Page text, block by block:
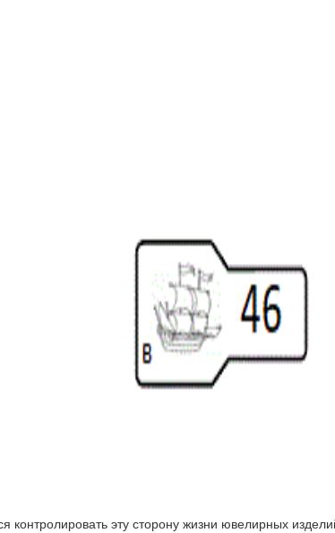
контролировать эту сторону жизни ювелирных